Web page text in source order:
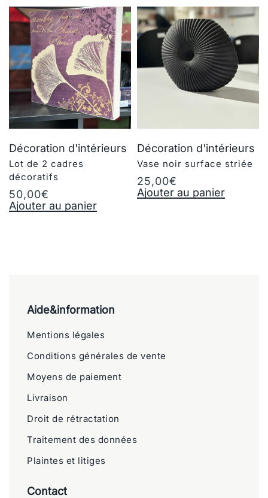
Décoration d'intérieurs
Lot de 2 cadres
décoratifs
50,00€
Ajouter au panier
Décoration d'intérieurs
Vase noir surface striée
25,00€
Ajouter au panier
Aide&information
Mentions légales
Conditions générales de vente
Moyens de paiement
Livraison
Droit de rétractation
Traitement des données
Plaintes et litiges
Contact